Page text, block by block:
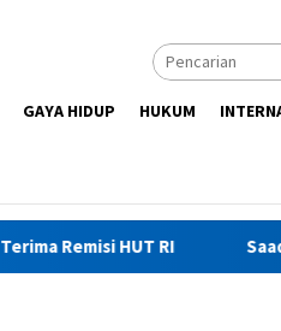
GAYA HIDUP HUKUM
Saadiah Apresiasi